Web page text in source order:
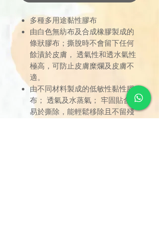
多種多用途黏性膠布
由白色無紡布及合成橡膠製成的
條狀膠布；撕脫時不會留下任何
餘漬於皮膚， 透氣性和透水氣性
極高，可防止皮膚糜爛及皮膚不
適。
由不同材料製成的低敏性黏性膠
布； 透氣及水蒸氣； 牢固貼合，
易於撕除，能輕鬆移除且不留殘